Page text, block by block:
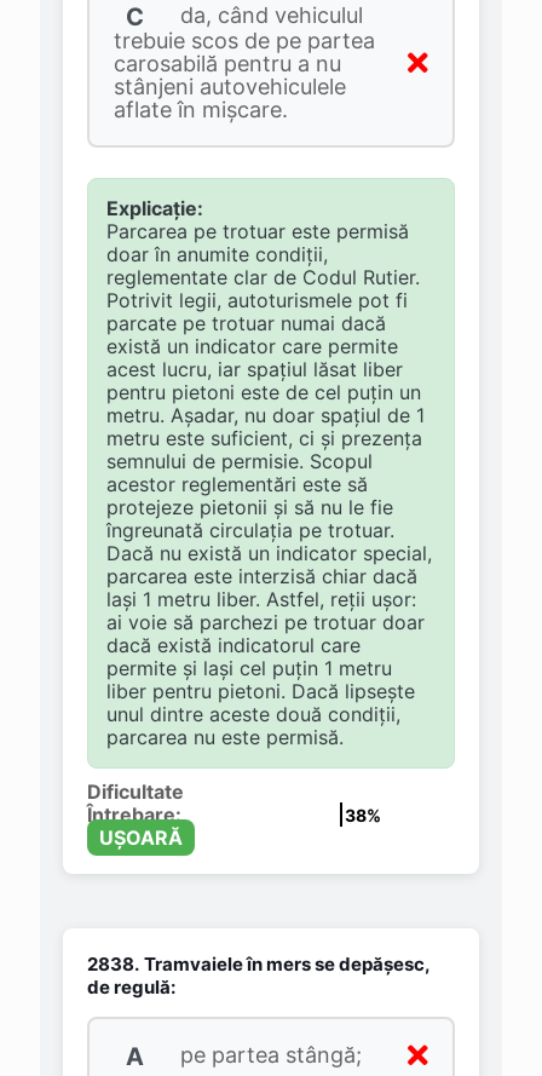
C
da, când vehiculul
trebuie scos de pe partea
carosabilă pentru a nu
stânjeni autovehiculele
aflate în mişcare.
Explicație:
Parcarea pe trotuar este permisă
doar în anumite condiții,
reglementate clar de Codul Rutier.
Potrivit legii, autoturismele pot fi
parcate pe trotuar numai dacă
există un indicator care permite
acest lucru, iar spațiul lăsat liber
pentru pietoni este de cel puțin un
metru. Așadar, nu doar spațiul de 1
metru este suficient, ci și prezența
semnului de permisie. Scopul
acestor reglementări este să
protejeze pietonii și să nu le fie
îngreunată circulația pe trotuar.
Dacă nu există un indicator special,
parcarea este interzisă chiar dacă
lași 1 metru liber. Astfel, reții ușor:
ai voie să parchezi pe trotuar doar
dacă există indicatorul care
permite și lași cel puțin 1 metru
liber pentru pietoni. Dacă lipsește
unul dintre aceste două condiții,
parcarea nu este permisă.
Dificultate
Întrebare:
UȘOARĂ
38%
2838. Tramvaiele în mers se depăşesc,
de regulă:
A pe partea stângă;